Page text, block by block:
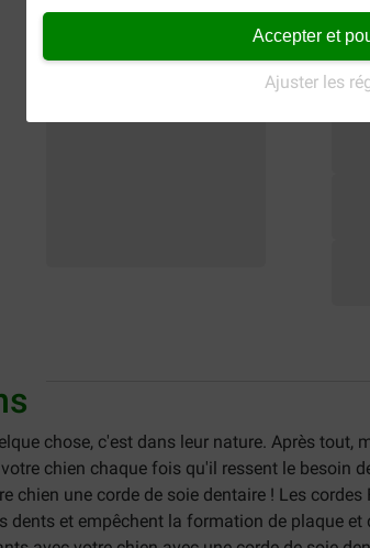
Accepter et
Ajuster les
chose, c'est dans leur nature. Après
chien chaque fois qu'il ressent le besoin
chien une corde de soie dentaire ! Les
dents et empêchent la formation de plaque